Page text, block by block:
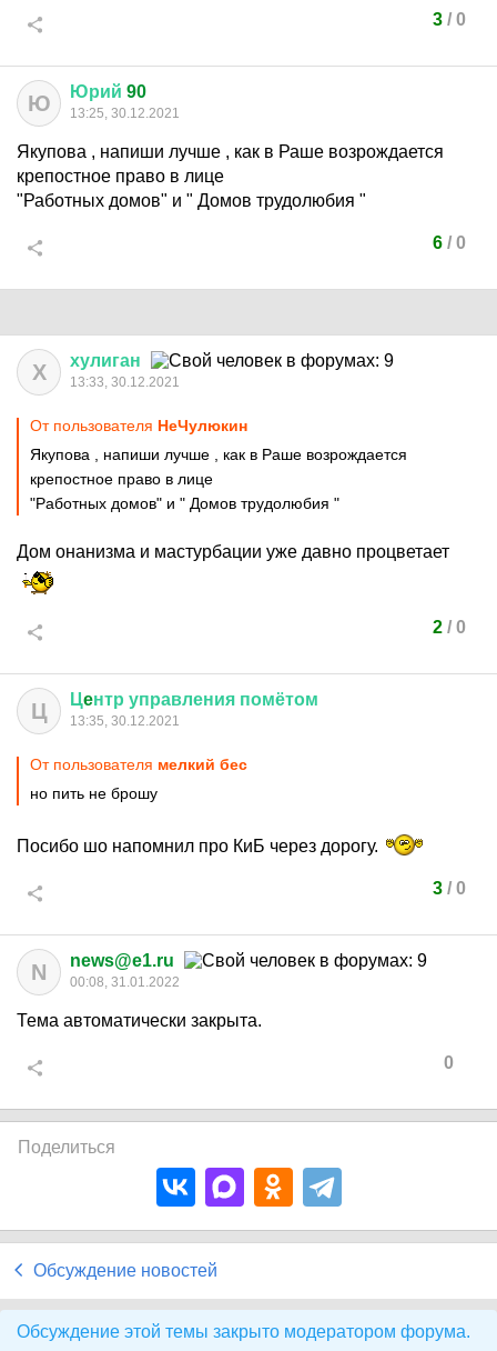
3/ 0
Ю Юрий 90
13:25, 30.12.2021
Якупова , напиши лучше , как в Раше возрождается
крепостное право в лице
"Работных домов" и " Домов трудолюбия "
6/ 0
Х хулиган
13:33, 30.12.2021
От пользователя НеЧулюкин
Якупова , напиши лучше , как в Раше возрождается
крепостное право в лице
"Работных домов" и " Домов трудолюбия "
Дом онанизма и мастурбации уже давно процветает
2/ 0
Ц Цeнтр управления помётом
13:35, 30.12.2021
От пользователя мелкий бес
но пить не брошу
Посибо шо напомнил про КиБ через дорогу.
3/ 0
N news@e1.ru
00:08, 31.01.2022
Тема автоматически закрыта.
0
Поделиться
Обсуждение новостей
Обсуждение этой темы закрыто модератором форума.